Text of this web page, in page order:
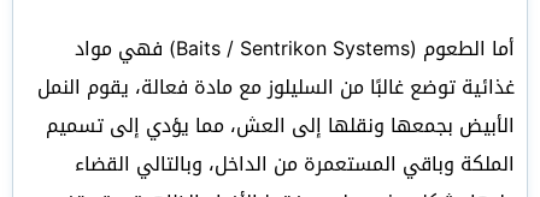
أما الطعوم (Baits / Sentrikon Systems) فهي مواد
غذائية توضع غالبًا من السليلوز مع مادة فعالة، يقوم النمل
الأبيض بجمعها ونقلها إلى العش، مما يؤدي إلى تسميم
الملكة وباقي المستعمرة من الداخل، وبالتالي القضاء